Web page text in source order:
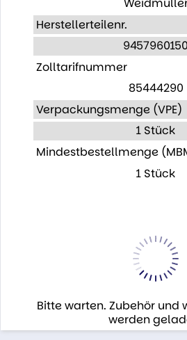
Herstellerteilenr.
9457960150
Zolltarifnummer
85444290
Verpackungsmenge (VPE)
1 Stück
Mindestbestellmenge
1 Stück
Bitte warten. Zubehör und
werden